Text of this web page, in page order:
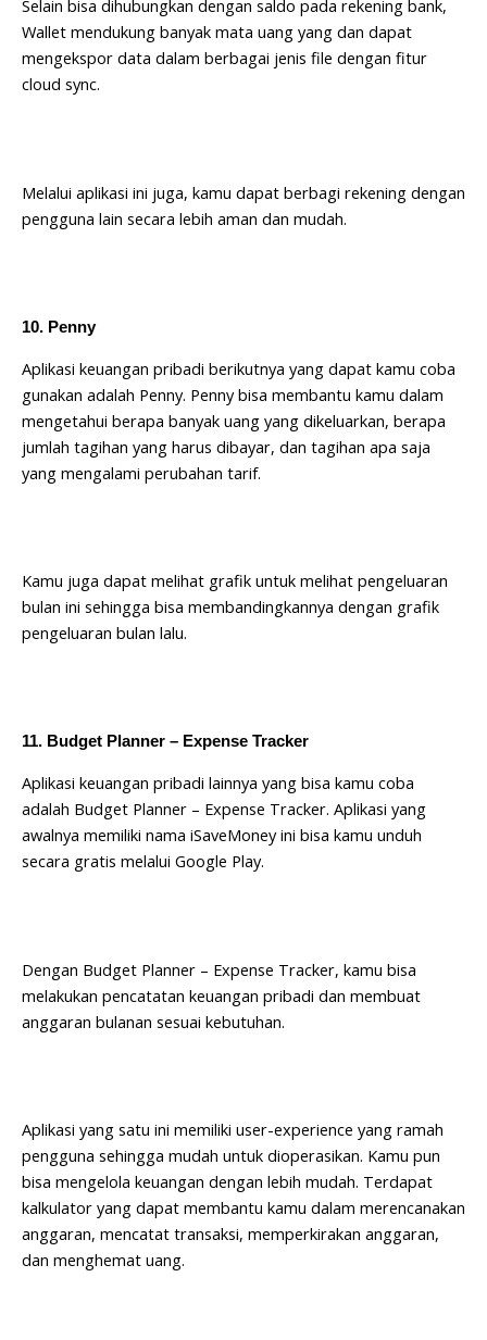
Selain bisa dihubungkan dengan saldo pada rekening bank,
Wallet mendukung banyak mata uang yang dan dapat
mengekspor data dalam berbagai jenis file dengan fitur
cloud sync.
Melalui aplikasi ini juga, kamu dapat berbagi rekening dengan
pengguna lain secara lebih aman dan mudah.
10. Penny
Aplikasi keuangan pribadi berikutnya yang dapat kamu coba
gunakan adalah Penny. Penny bisa membantu kamu dalam
mengetahui berapa banyak uang yang dikeluarkan, berapa
jumlah tagihan yang harus dibayar, dan tagihan apa saja
yang mengalami perubahan tarif.
Kamu juga dapat melihat grafik untuk melihat pengeluaran
bulan ini sehingga bisa membandingkannya dengan grafik
pengeluaran bulan lalu.
11. Budget Planner – Expense Tracker
Aplikasi keuangan pribadi lainnya yang bisa kamu coba
adalah Budget Planner – Expense Tracker. Aplikasi yang
awalnya memiliki nama iSaveMoney ini bisa kamu unduh
secara gratis melalui Google Play.
Dengan Budget Planner – Expense Tracker, kamu bisa
melakukan pencatatan keuangan pribadi dan membuat
anggaran bulanan sesuai kebutuhan.
Aplikasi yang satu ini memiliki user-experience yang ramah
pengguna sehingga mudah untuk dioperasikan. Kamu pun
bisa mengelola keuangan dengan lebih mudah. Terdapat
kalkulator yang dapat membantu kamu dalam merencanakan
anggaran, mencatat transaksi, memperkirakan anggaran,
dan menghemat uang.